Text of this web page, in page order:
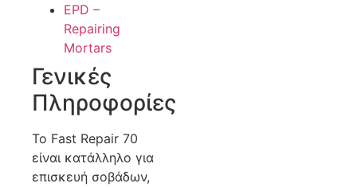
EPD –
Repairing
Mortars
Γενικές
Πληροφορίες
Το Fast Repair 70
είναι κατάλληλο για
επισκευή σοβάδων,